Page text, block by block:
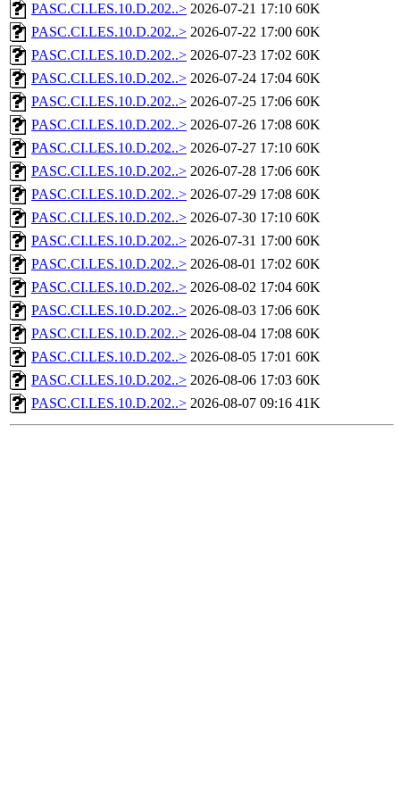
PASC.CI.LES.10.D.202..> 2026-07-21 17:10 60K
PASC.CI.LES.10.D.202..> 2026-07-22 17:00 60K
PASC.CI.LES.10.D.202..> 2026-07-23 17:02 60K
PASC.CI.LES.10.D.202..> 2026-07-24 17:04 60K
PASC.CI.LES.10.D.202..> 2026-07-25 17:06 60K
PASC.CI.LES.10.D.202..> 2026-07-26 17:08 60K
PASC.CI.LES.10.D.202..> 2026-07-27 17:10 60K
PASC.CI.LES.10.D.202..> 2026-07-28 17:06 60K
PASC.CI.LES.10.D.202..> 2026-07-29 17:08 60K
PASC.CI.LES.10.D.202..> 2026-07-30 17:10 60K
PASC.CI.LES.10.D.202..> 2026-07-31 17:00 60K
PASC.CI.LES.10.D.202..> 2026-08-01 17:02 60K
PASC.CI.LES.10.D.202..> 2026-08-02 17:04 60K
PASC.CI.LES.10.D.202..> 2026-08-03 17:06 60K
PASC.CI.LES.10.D.202..> 2026-08-04 17:08 60K
PASC.CI.LES.10.D.202..> 2026-08-05 17:01 60K
PASC.CI.LES.10.D.202..> 2026-08-06 17:03 60K
PASC.CI.LES.10.D.202..> 2026-08-07 09:16 41K